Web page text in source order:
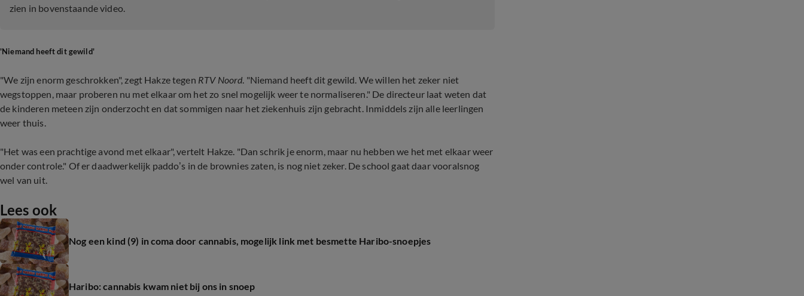
zien in bovenstaande video.
'Niemand heeft dit gewild'
"We zijn enorm geschrokken", zegt Hakze tegen RTV Noord. "Niemand heeft dit gewild. We willen het zeker niet
wegstoppen, maar proberen nu met elkaar om het zo snel mogelijk weer te normaliseren." De directeur laat weten dat
de kinderen meteen zijn onderzocht en dat sommigen naar het ziekenhuis zijn gebracht. Inmiddels zijn alle leerlingen
weer thuis.
"Het was een prachtige avond met elkaar", vertelt Hakze. "Dan schrik je enorm, maar nu hebben we het met elkaar weer
onder controle." Of er daadwerkelijk paddo’s in de brownies zaten, is nog niet zeker. De school gaat daar vooralsnog
wel van uit.
Lees ook
Nog een kind (9) in coma door cannabis, mogelijk link met besmette Haribo-snoepjes
Haribo: cannabis kwam niet bij ons in snoep